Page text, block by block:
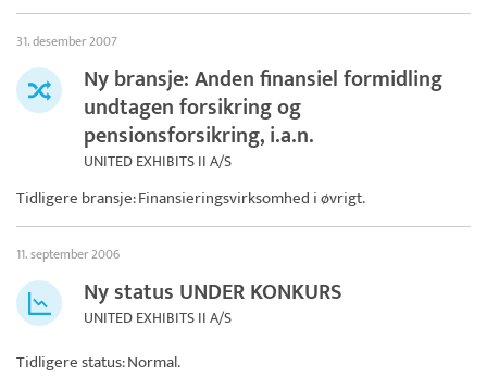
31. desember 2007
Ny bransje: Anden finansiel formidling
undtagen forsikring og
pensionsforsikring, i.a.n.
UNITED EXHIBITS II A/S
Tidligere bransje: Finansieringsvirksomhed i øvrigt.
11. september 2006
Ny status UNDER KONKURS
UNITED EXHIBITS II A/S
Tidligere status: Normal.